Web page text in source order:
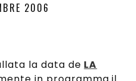
2006
la data de LA